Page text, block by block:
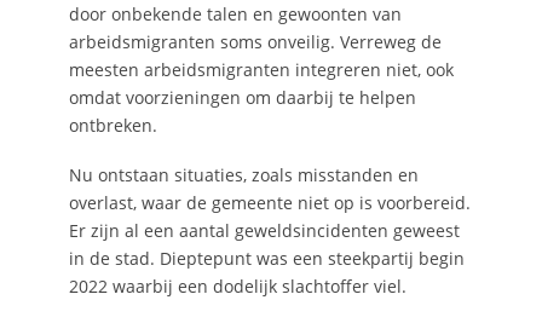
door onbekende talen en gewoonten van
arbeidsmigranten soms onveilig. Verreweg de
meesten arbeidsmigranten integreren niet, ook
omdat voorzieningen om daarbij te helpen
ontbreken.
Nu ontstaan situaties, zoals misstanden en
overlast, waar de gemeente niet op is voorbereid.
Er zijn al een aantal geweldsincidenten geweest
in de stad. Dieptepunt was een steekpartij begin
2022 waarbij een dodelijk slachtoffer viel.